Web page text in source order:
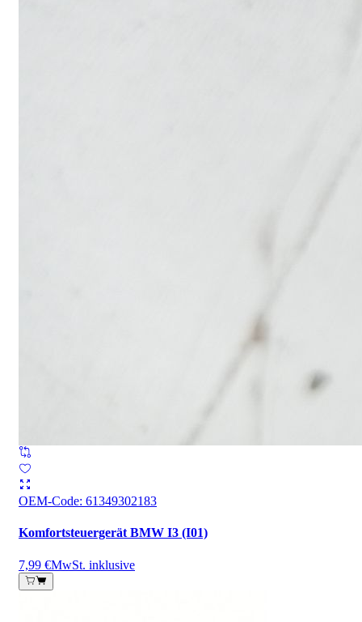
OEM-Code: 61349302183
Komfortsteuergerät BMW I3 (I01)
7,99 €MwSt. inklusive